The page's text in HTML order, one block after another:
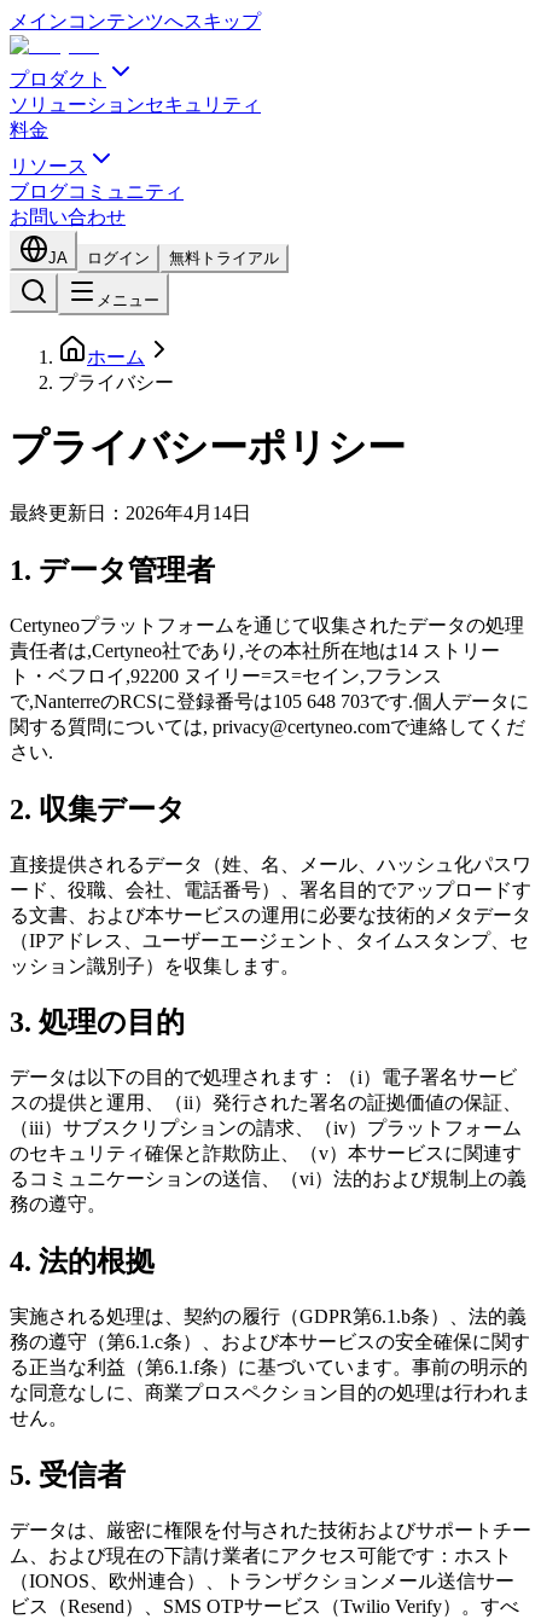
メインコンテンツへスキップ
プロダクト
ソリューションセキュリティ
料金
リソース
ブログコミュニティ
お問い合わせ
JA ログイン 無料トライアル
メニュー
ホーム
プライバシー
プライバシーポリシー
最終更新日：2026年4月14日
1. データ管理者
Certyneoプラットフォームを通じて収集されたデータの処理
責任者は,Certyneo社であり,その本社所在地は14 ストリー
ト・ベフロイ,92200 ヌイリー=ス=セイン,フランス
で,NanterreのRCSに登録番号は105 648 703です.個人データに
関する質問については, privacy@certyneo.comで連絡してくだ
さい.
2. 収集データ
直接提供されるデータ（姓、名、メール、ハッシュ化パスワ
ード、役職、会社、電話番号）、署名目的でアップロードす
る文書、および本サービスの運用に必要な技術的メタデータ
（IPアドレス、ユーザーエージェント、タイムスタンプ、セ
ッション識別子）を収集します。
3. 処理の目的
データは以下の目的で処理されます：（i）電子署名サービ
スの提供と運用、（ii）発行された署名の証拠価値の保証、
（iii）サブスクリプションの請求、（iv）プラットフォーム
のセキュリティ確保と詐欺防止、（v）本サービスに関連す
るコミュニケーションの送信、（vi）法的および規制上の義
務の遵守。
4. 法的根拠
実施される処理は、契約の履行（GDPR第6.1.b条）、法的義
務の遵守（第6.1.c条）、および本サービスの安全確保に関す
る正当な利益（第6.1.f条）に基づいています。事前の明示的
な同意なしに、商業プロスペクション目的の処理は行われま
せん。
5. 受信者
データは、厳密に権限を付与された技術およびサポートチー
ム、および現在の下請け業者にアクセス可能です：ホスト
（IONOS、欧州連合）、トランザクションメール送信サー
ビス（Resend）、SMS OTPサービス（Twilio Verify）。すべ